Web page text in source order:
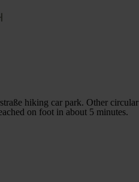
hiking car park. Other circular
on foot in about 5 minutes.